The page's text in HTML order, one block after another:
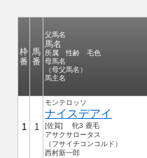
枠
番
馬
番
父馬名
馬名
所属 性齢 毛色
母馬名
（母父馬名）
馬主名
1 1
モンテロッソ
ナイスデアイ
[佐賀] 牝3 鹿毛
アサクサロータス
（フサイチコンコルド）
西村新一郎